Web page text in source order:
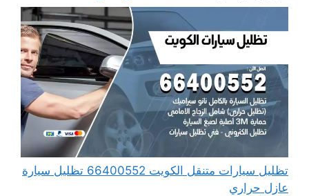
تظليل سيارات متنقل الكويت 66400552 تظليل سيارة
عازل حراري